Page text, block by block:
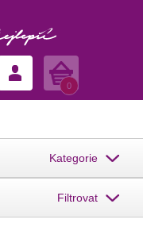
Košík
0
Kategorie
Filtrovat